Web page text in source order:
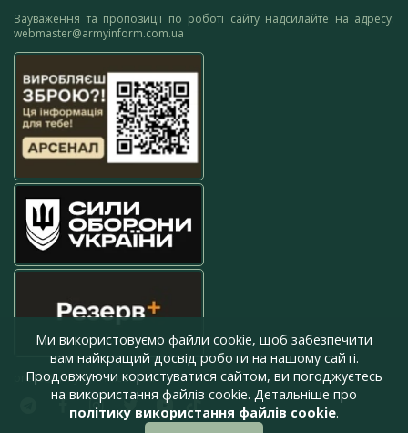
Зауваження та пропозиції по роботі сайту надсилайте на адресу:
webmaster@armyinform.com.ua
press@armyinform.com.ua
Ми використовуємо файли cookie, щоб забезпечити
вам найкращий досвід роботи на нашому сайті.
Продовжуючи користуватися сайтом, ви погоджуєтесь
на використання файлів cookie. Детальніше про
політику використання файлів cookie.